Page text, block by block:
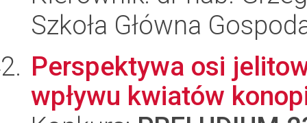
Szkoła Główna
Perspektywa osi
wpływu kwiatów